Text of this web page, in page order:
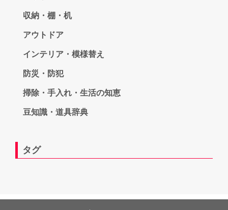
収納・棚・机
アウトドア
インテリア・模様替え
防災・防犯
掃除・手入れ・生活の知恵
豆知識・道具辞典
タグ